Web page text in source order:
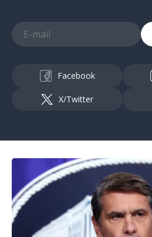
Facebook
X/Twitter